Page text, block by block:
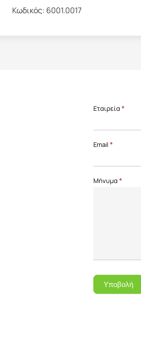
Κωδικός: 6001.0017
Επικοινωνία
Page
Εταιρεία *
Email *
Μήνυμα *
Υποβολή